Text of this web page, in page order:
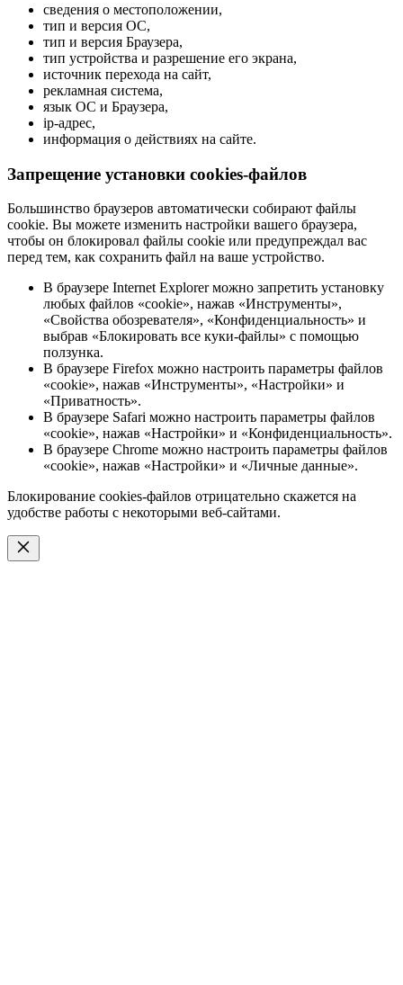
сведения о местоположении,
тип и версия ОС,
тип и версия Браузера,
тип устройства и разрешение его экрана,
источник перехода на сайт,
рекламная система,
язык ОС и Браузера,
ip-адрес,
информация о действиях на сайте.
Запрещение установки cookies-файлов
Большинство браузеров автоматически собирают файлы
cookie. Вы можете изменить настройки вашего браузера,
чтобы он блокировал файлы cookie или предупреждал вас
перед тем, как сохранить файл на ваше устройство.
В браузере Internet Explorer можно запретить установку
любых файлов «cookie», нажав «Инструменты»,
«Свойства обозревателя», «Конфиденциальность» и
выбрав «Блокировать все куки-файлы» с помощью
ползунка.
В браузере Firefox можно настроить параметры файлов
«cookie», нажав «Инструменты», «Настройки» и
«Приватность».
В браузере Safari можно настроить параметры файлов
«cookie», нажав «Настройки» и «Конфиденциальность».
В браузере Chrome можно настроить параметры файлов
«cookie», нажав «Настройки» и «Личные данные».
Блокирование cookies-файлов отрицательно скажется на
удобстве работы с некоторыми веб-сайтами.